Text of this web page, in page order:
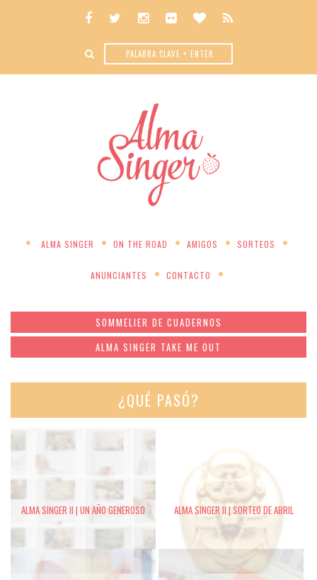
ALMA SINGER ON THE ROAD AMIGOS SORTEOS
ANUNCIANTES CONTACTO
SOMMELIER DE CUADERNOS
ALMA SINGER TAKE ME OUT
¿QUÉ PASÓ?
ALMA SINGER II | UN AÑO GENEROSO ALMA SINGER II | SORTEO DE ABRIL